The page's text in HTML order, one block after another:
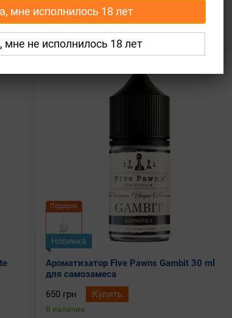
Подарок
Новинка
Ароматизатор Five Pawns Gambit 30 ml
для самозамеса
650 грн
Купить
В наличии
мне исполнилось 18 лет
мне не исполнилось 18 лет